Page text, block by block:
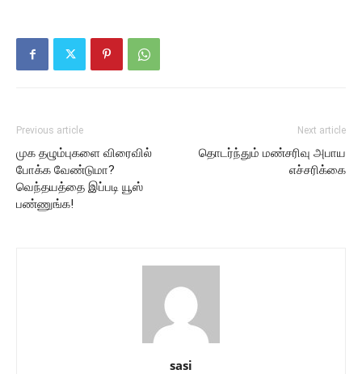
Previous article
முக தழும்புகளை விரைவில்
போக்க வேண்டுமா?
வெந்தயத்தை இப்படி யூஸ்
பண்ணுங்க!
Next article
தொடர்ந்தும் மண்சரிவு அபாய
எச்சரிக்கை
sasi